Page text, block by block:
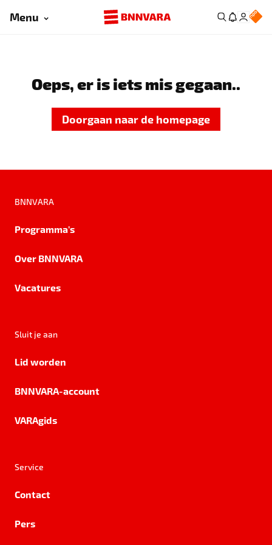
Menu
Oeps, er is iets mis gegaan..
Doorgaan naar de homepage
BNNVARA
Programma's
Over BNNVARA
Vacatures
Sluit je aan
Lid worden
BNNVARA-account
VARAgids
Service
Contact
Pers